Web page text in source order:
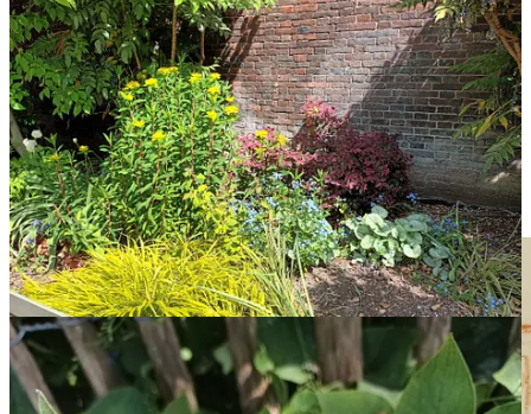
C’est ce que vous proposeJohndo Studioavec sonjeu jouable sur
PC. Nous avons découvert son travail avec la sortie de la BDSuper
Pixel Boyde Loïc Clément et Boris Mirroir. Marc avait acheté la
cartouche du jeu Game Boy qui allait avec la BD.
Quelle ne fût pas ma surprise de voir un jeu sur la ville deTroyeset
de réaliser que son créateur est lui-même troyen. Bravo. Je me suis
bien amusée et j’ai même appris une chose sur la jolie cité tricasse.
Bravo aux enfants qui ont travaillé sur ce super projet !